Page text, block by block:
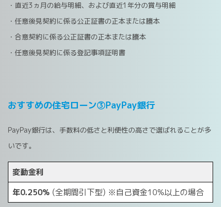
・直近3ヵ月の給与明細、および直近1年分の賞与明細
・任意後見契約に係る公正証書の正本または謄本
・合意契約に係る公正証書の正本または謄本
・任意後見契約に係る登記事項証明書
おすすめの住宅ローン③PayPay銀行
PayPay銀行は、手数料の低さと利便性の高さで選ばれることが多
いです。
変動金利
年0.250% (全期間引下型) ※自己資金10%以上の場合